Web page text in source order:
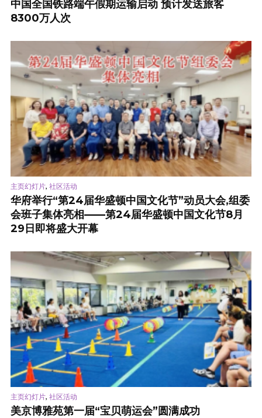
中国全国铁路端午假期运输启动 预计发送旅客
8300万人次
主页幻灯片, 社区活动
华府举行“第24届华盛顿中国文化节”动员大会,组委
会班子集体亮相——第24届华盛顿中国文化节8月
29日即将盛大开幕
主页幻灯片, 社区活动
美京博雅苑第一届“宝贝萌运会”圆满成功